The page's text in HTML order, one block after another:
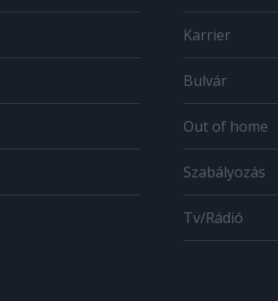
Karrier
Bulvár
Out of home
Szabályozás
Tv/Rádió